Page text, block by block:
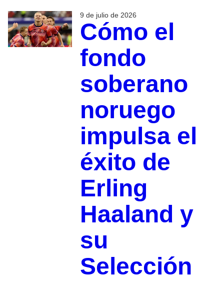
9 de julio de 2026
Cómo el
fondo
soberano
noruego
impulsa el
éxito de
Erling
Haaland y
su
Selección